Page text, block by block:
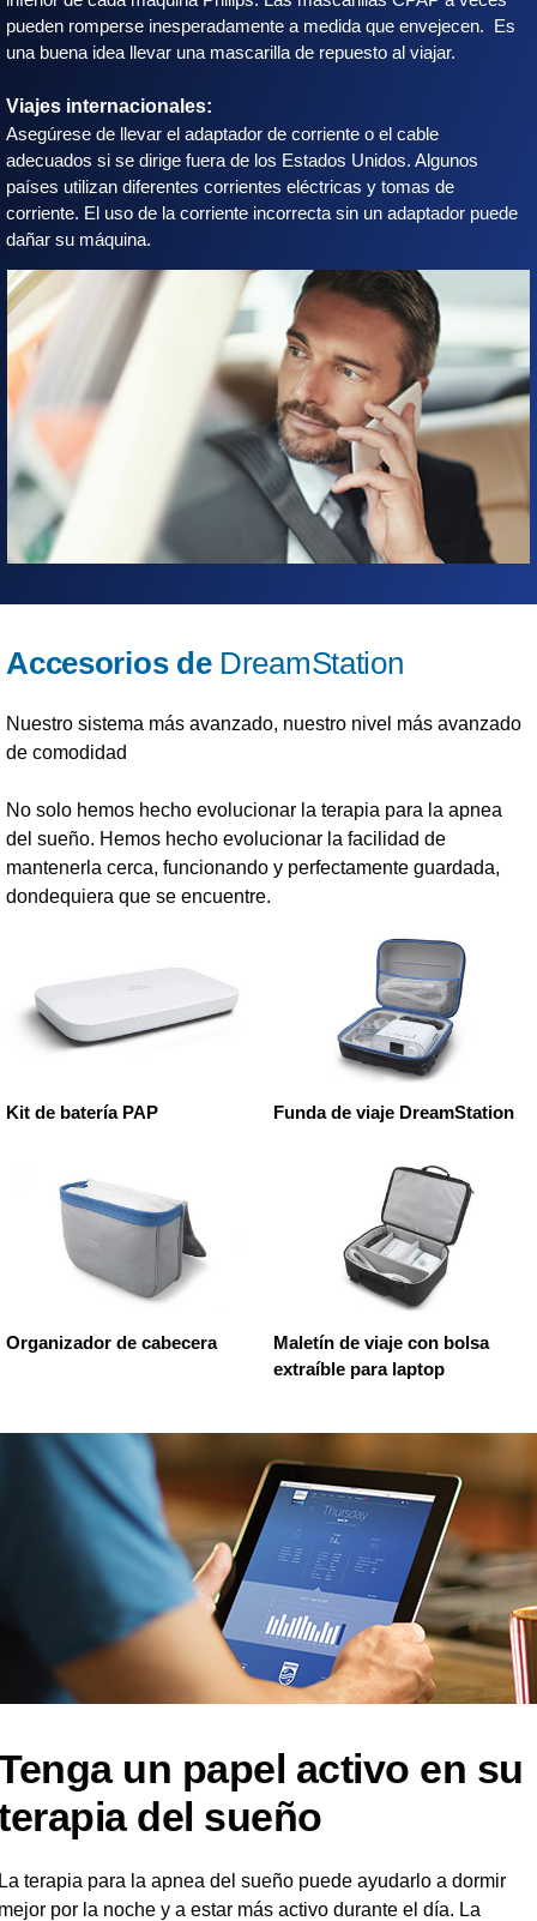
pueden romperse inesperadamente a medida que envejecen. Es
una buena idea llevar una mascarilla de repuesto al viajar.
Viajes internacionales:
Asegúrese de llevar el adaptador de corriente o el cable
adecuados si se dirige fuera de los Estados Unidos. Algunos
países utilizan diferentes corrientes eléctricas y tomas de
corriente. El uso de la corriente incorrecta sin un adaptador puede
dañar su máquina.
Accesorios de DreamStation
Nuestro sistema más avanzado, nuestro nivel más avanzado
de comodidad
No solo hemos hecho evolucionar la terapia para la apnea
del sueño. Hemos hecho evolucionar la facilidad de
mantenerla cerca, funcionando y perfectamente guardada,
dondequiera que se encuentre.
Kit de batería PAP Funda de viaje DreamStation
Organizador de cabecera
Maletín de viaje con bolsa
extraíble para laptop
un papel activo en su
del sueño
terapia para la apnea del sueño puede ayudarlo a dormir
por la noche y a estar más activo durante el día. La